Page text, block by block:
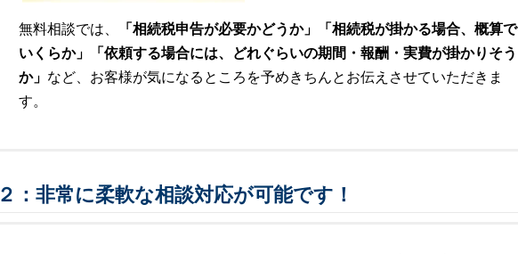
無料相談では、
「相続税申告が必要かどうか」「相続税が掛かる場合、概算で
いくらか」「依頼する場合には、どれぐらいの期間・報酬・実費が掛かりそう
か」 など、お客様が気になるところを予めきちんとお伝えさせていただきま
す。
２：非常に柔軟な相談対応が可能です！